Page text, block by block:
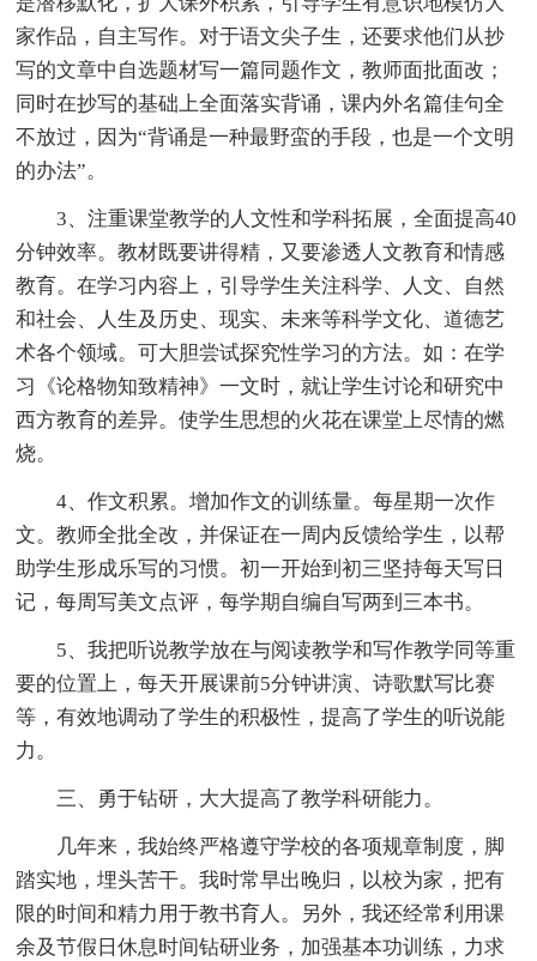
家作品，自主写作。对于语文尖子生，还要求他们从抄
写的文章中自选题材写一篇同题作文，教师面批面改；
同时在抄写的基础上全面落实背诵，课内外名篇佳句全
不放过，因为“背诵是一种最野蛮的手段，也是一个文明
的办法”。
3、注重课堂教学的人文性和学科拓展，全面提高40
分钟效率。教材既要讲得精，又要渗透人文教育和情感
教育。在学习内容上，引导学生关注科学、人文、自然
和社会、人生及历史、现实、未来等科学文化、道德艺
术各个领域。可大胆尝试探究性学习的方法。如：在学
习《论格物知致精神》一文时，就让学生讨论和研究中
西方教育的差异。使学生思想的火花在课堂上尽情的燃
烧。
4、作文积累。增加作文的训练量。每星期一次作
文。教师全批全改，并保证在一周内反馈给学生，以帮
助学生形成乐写的习惯。初一开始到初三坚持每天写日
记，每周写美文点评，每学期自编自写两到三本书。
5、我把听说教学放在与阅读教学和写作教学同等重
要的位置上，每天开展课前5分钟讲演、诗歌默写比赛
等，有效地调动了学生的积极性，提高了学生的听说能
力。
三、勇于钻研，大大提高了教学科研能力。
几年来，我始终严格遵守学校的各项规章制度，脚
踏实地，埋头苦干。我时常早出晚归，以校为家，把有
限的时间和精力用于教书育人。另外，我还经常利用课
余及节假日休息时间钻研业务，加强基本功训练，力求